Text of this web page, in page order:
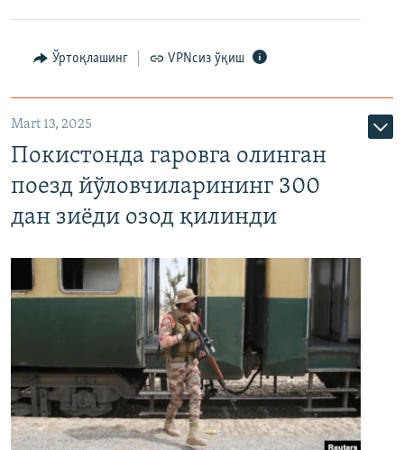
Ўртоқлашинг VPNсиз ўқиш
Mart 13, 2025
Покистонда гаровга олинган
поезд йўловчиларининг 300
дан зиёди озод қилинди